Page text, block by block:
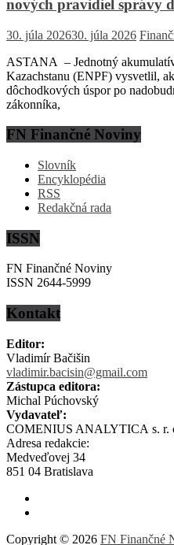
nových pravidiel správy
30. júla 202630. júla 2026
ASTANA – Jednotný
Kazachstanu (ENPF) vysvetlil,
dôchodkových úspor po
zákonníka,
FN Finančné Noviny
Slovník
Encyklopédia
RSS
Redakčná rada
ISSN
FN Finančné Noviny
ISSN 2644-5999
Kontakt
Editor:
Vladimír Bačišin
vladimir.bacisin@gmail.com
Zástupca editora:
Michal Púchovský
Vydavateľ:
COMENIUS ANALYTICA s. r.
Adresa redakcie:
Medveďovej 34
851 04 Bratislava
Copyright © 2026 FN Finančné